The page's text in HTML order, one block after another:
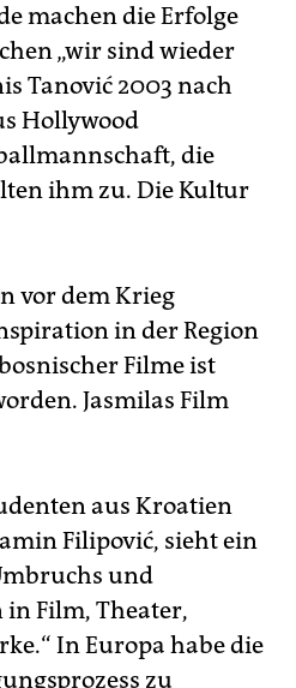
machen die Erfolge
„wir sind wieder
Tanović 2003 nach
Hollywood
die
ihm zu. Die Kultur
vor dem Krieg
in der Region
Filme ist
Jasmilas Film
aus Kroatien
Filipović, sieht ein
und
Film, Theater,
In Europa habe die
zu